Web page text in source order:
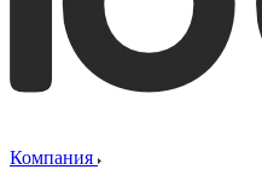
Компания